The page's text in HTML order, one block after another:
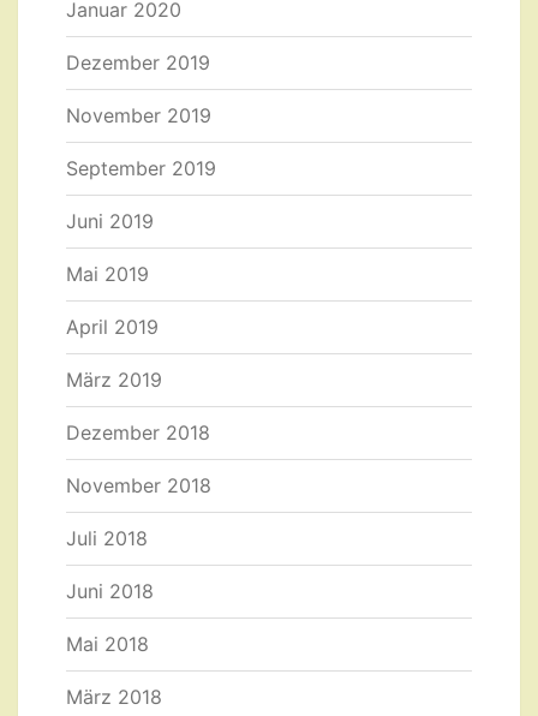
Januar 2020
Dezember 2019
November 2019
September 2019
Juni 2019
Mai 2019
April 2019
März 2019
Dezember 2018
November 2018
Juli 2018
Juni 2018
Mai 2018
März 2018